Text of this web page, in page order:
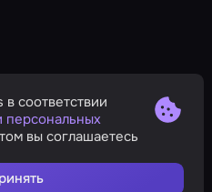
соответствии
персональных
вы соглашаетесь